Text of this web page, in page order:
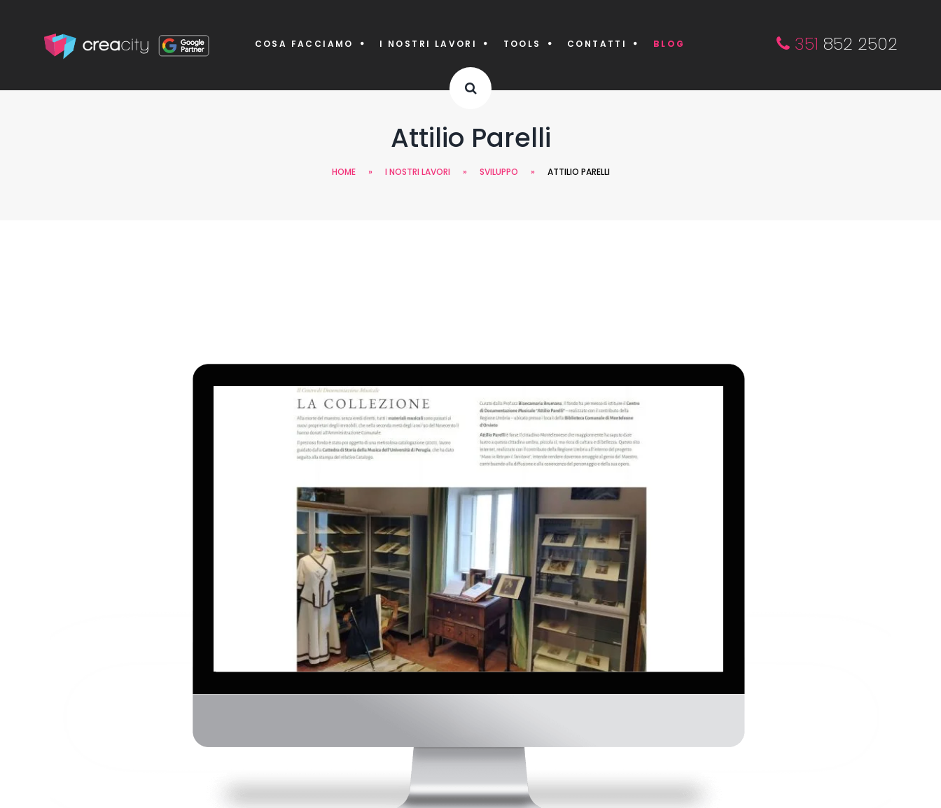
COSA FACCIAMO I NOSTRI LAVORI TOOLS CONTATTI BLOG 351 852 2502
Attilio Parelli
HOME » I NOSTRI LAVORI » SVILUPPO » ATTILIO PARELLI